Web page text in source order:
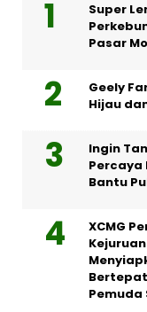
Super
Pasar
Geely
Hijau
Ingin
Percaya
Bantu
XCMG
Pemuda